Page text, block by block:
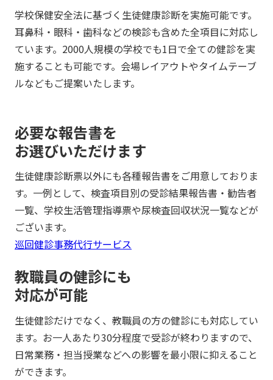
学校保健安全法に基づく生徒健康診断を実施可能です。
耳鼻科・眼科・歯科などの検診も含めた全項目に対応し
ています。2000人規模の学校でも1日で全ての健診を実
施することも可能です。会場レイアウトやタイムテーブ
ルなどもご提案いたします。
必要な報告書を
お選びいただけます
生徒健康診断票以外にも各種報告書をご用意しておりま
す。一例として、検査項目別の受診結果報告書・勧告者
一覧、学校生活管理指導票や尿検査回収状況一覧などが
ございます。
巡回健診事務代行サービス
教職員の健診にも
対応が可能
生徒健診だけでなく、教職員の方の健診にも対応してい
ます。お一人あたり30分程度で受診が終わりますので、
日常業務・担当授業などへの影響を最小限に抑えること
ができます。